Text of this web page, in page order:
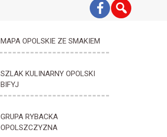
MAPA OPOLSKIE ZE SMAKIEM
SZLAK KULINARNY OPOLSKI
BIFYJ
GRUPA RYBACKA
OPOLSZCZYZNA